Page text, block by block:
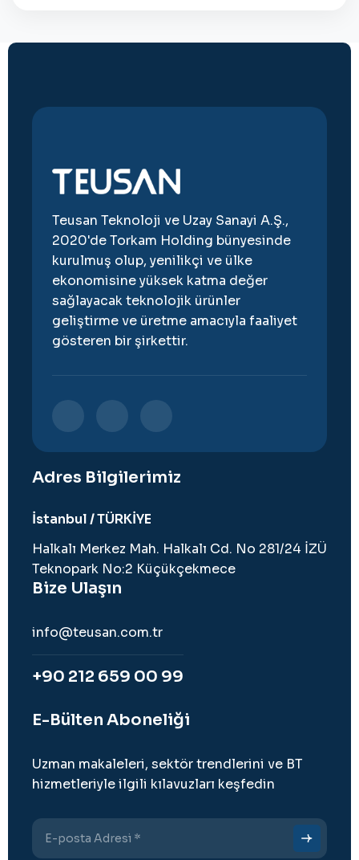
Teusan Teknoloji ve Uzay Sanayi A.Ş.,
2020'de Torkam Holding bünyesinde
kurulmuş olup, yenilikçi ve ülke
ekonomisine yüksek katma değer
sağlayacak teknolojik ürünler
geliştirme ve üretme amacıyla faaliyet
gösteren bir şirkettir.
Adres Bilgilerimiz
İstanbul / TÜRKİYE
Halkalı Merkez Mah. Halkalı Cd. No 281/24 İZÜ
Teknopark No:2 Küçükçekmece
Bize Ulaşın
info@teusan.com.tr
+90 212 659 00 99
E-Bülten Aboneliği
Uzman makaleleri, sektör trendlerini ve BT
hizmetleriyle ilgili kılavuzları keşfedin